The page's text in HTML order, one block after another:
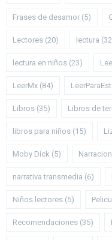
Frases de desamor (5)
Lectores (20) lectura
lectura en niños (23)
LeerMx (84)
Libros (35) Libros de
libros para niños (15)
Moby Dick (5)
narrativa transmedia (6)
Niños lectores (5)
Recomendaciones (35)